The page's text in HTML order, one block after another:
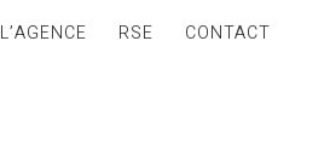
L’AGENCE RSE CONTACT